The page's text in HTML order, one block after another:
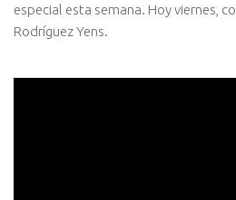
especial esta semana. Hoy viernes,
Rodríguez Yens.